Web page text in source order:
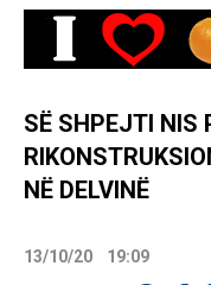
SË SHPEJTI NIS
NË DELVINË
13/10/20 19:09